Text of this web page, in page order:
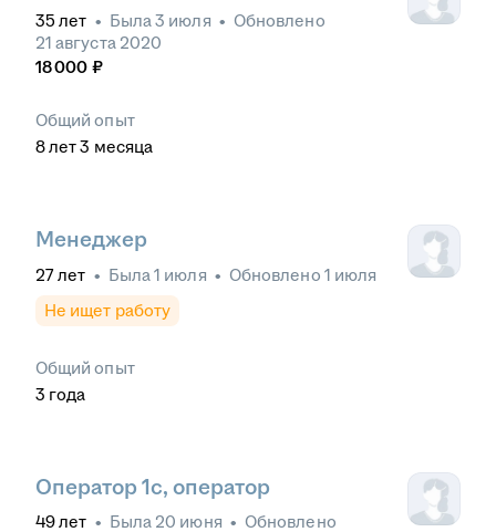
35 лет • Была3 июля • Обновлено
21 августа 2020
18 000 ₽
Общий опыт
8лет 3 месяца
Менеджер
27лет • Была1 июля • Обновлено 1 июля
Не ищет работу
Общий опыт
3 года
Оператор 1с, оператор
49лет • Была 20 июня • Обновлено